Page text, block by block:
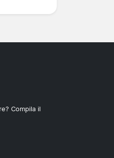
Compila il